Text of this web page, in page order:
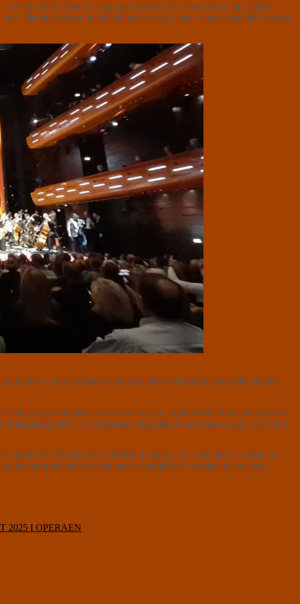
Franz Lehárs Dein ist mein ganzes Herz fra Smilets land, og Jeanine
i allerhøjeste grad med til at huske os på, hvad vi tager med ind i det nye
perfekt – men når man oveni også har overskuddet til at drille og lave
Caspar Philipson som aftenens vært, og Hendrik Vestmann i spidsen
der forstærkes mekanisk af en metalresonator og et horn,
spiller NYTÅRSKONCERTEN tre gange, så er der altid propfyldt af
ønsker godt nytår til hvem man nu støder på i vrimlen af store smil.
2025 I OPERAEN